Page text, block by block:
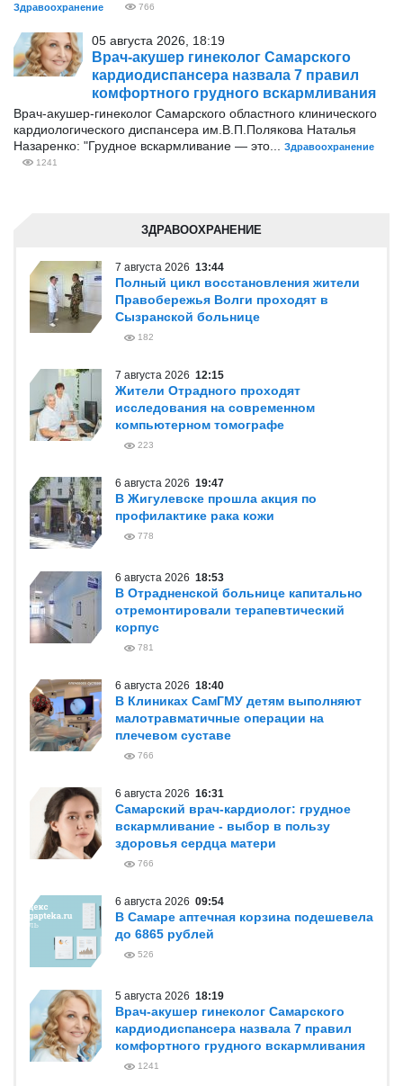
Здравоохранение 766
05 августа 2026, 18:19
Врач-акушер гинеколог Самарского
кардиодиспансера назвала 7 правил
комфортного грудного вскармливания
Врач-акушер-гинеколог Самарского областного клинического
кардиологического диспансера им.В.П.Полякова Наталья
Назаренко: "Грудное вскармливание — это...
Здравоохранение
1241
ЗДРАВООХРАНЕНИЕ
7 августа 2026 13:44
Полный цикл восстановления жители
Правобережья Волги проходят в
Сызранской больнице
182
7 августа 2026 12:15
Жители Отрадного проходят
исследования на современном
компьютерном томографе
223
6 августа 2026 19:47
В Жигулевске прошла акция по
профилактике рака кожи
778
6 августа 2026 18:53
В Отрадненской больнице капитально
отремонтировали терапевтический
корпус
781
6 августа 2026 18:40
В Клиниках СамГМУ детям выполняют
малотравматичные операции на
плечевом суставе
766
6 августа 2026 16:31
Самарский врач-кардиолог: грудное
вскармливание - выбор в пользу
здоровья сердца матери
766
6 августа 2026 09:54
В Самаре аптечная корзина подешевела
до 6865 рублей
526
5 августа 2026 18:19
Врач-акушер гинеколог Самарского
кардиодиспансера назвала 7 правил
комфортного грудного вскармливания
1241